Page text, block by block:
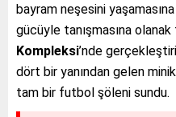
bayram neşesini
gücüyle tanışmasına olanak
Kompleksi’nde
dört bir yanından gelen
tam bir futbol şöleni sundu.